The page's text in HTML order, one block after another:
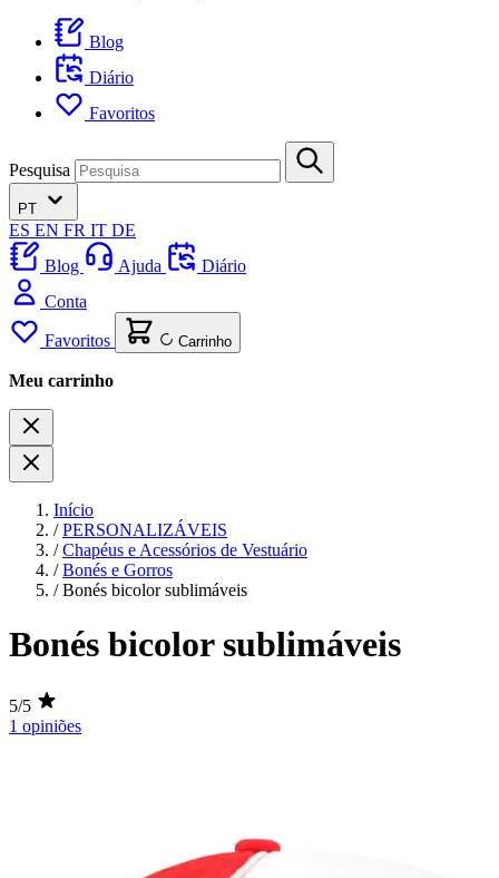
Blog
Diário
Favoritos
Pesquisa
PT
ES EN FR IT DE
Blog
Ajuda
Diário
Conta
Favoritos Carrinho
Meu carrinho
Início
/ PERSONALIZÁVEIS
/ Chapéus e Acessórios de Vestuário
/ Bonés e Gorros
/ Bonés bicolor sublimáveis
Bonés bicolor sublimáveis
5/5
1 opiniões